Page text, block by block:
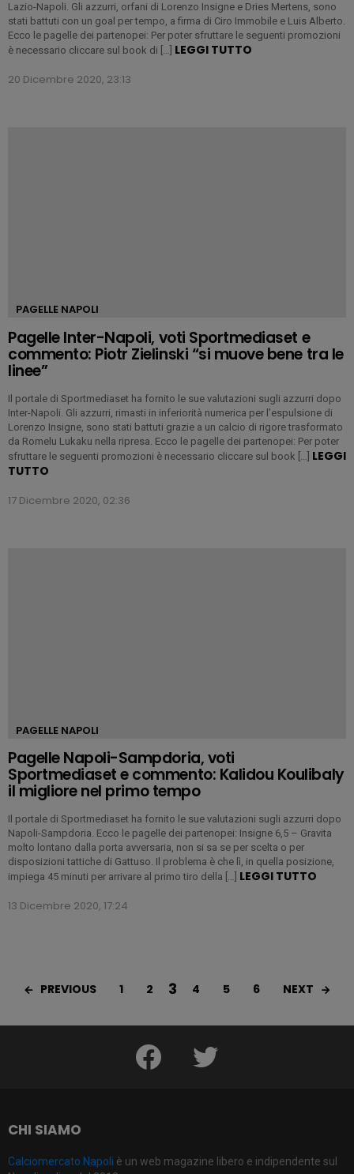
Lazio-Napoli. Gli azzurri, orfani di Lorenzo Insigne e Dries Mertens, sono
stati battuti con un goal per tempo, a firma di Ciro Immobile e Luis Alberto.
Ecco le pagelle dei partenopei: Per poter sfruttare le seguenti promozioni
è necessario cliccare sul book di […] LEGGI TUTTO
20 Dicembre 2020, 23:13
PAGELLE NAPOLI
Pagelle Inter-Napoli, voti Sportmediaset e
commento: Piotr Zielinski “si muove bene tra le
linee”
Il portale di Sportmediaset ha fornito le sue valutazioni sugli azzurri dopo
Inter-Napoli. Gli azzurri, rimasti in inferiorità numerica per l’espulsione di
Lorenzo Insigne, sono stati battuti grazie a un calcio di rigore trasformato
da Romelu Lukaku nella ripresa. Ecco le pagelle dei partenopei: Per poter
sfruttare le seguenti promozioni è necessario cliccare sul book […] LEGGI
TUTTO
17 Dicembre 2020, 02:36
PAGELLE NAPOLI
Pagelle Napoli-Sampdoria, voti
Sportmediaset e commento: Kalidou Koulibaly
il migliore nel primo tempo
Il portale di Sportmediaset ha fornito le sue valutazioni sugli azzurri dopo
Napoli-Sampdoria. Ecco le pagelle dei partenopei: Insigne 6,5 – Gravita
molto lontano dalla porta avversaria, non si sa se per scelta o per
disposizioni tattiche di Gattuso. Il problema è che lì, in quella posizione,
impiega 45 minuti per arrivare al primo tiro della […] LEGGI TUTTO
13 Dicembre 2020, 17:24
PREVIOUS 1 2 3 4 5 6 NEXT
facebook twitter
CHI SIAMO
Calciomercato Napoli è un web magazine libero e indipendente sul